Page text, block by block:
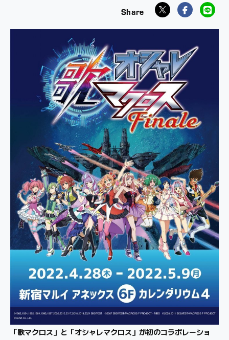
「歌マクロス」と「オシャレマクロス」が初のコラボレーショ